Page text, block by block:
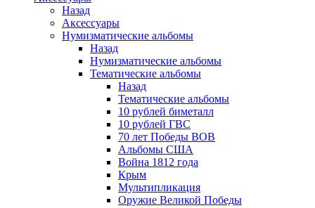
Назад
Аксессуары
Нумизматические альбомы
Назад
Нумизматические альбомы
Тематические альбомы
Назад
Тематические альбомы
10 рублей биметалл
10 рублей ГВС
70 лет Победы ВОВ
Альбомы США
Война 1812 года
Крым
Мультипликация
Оружие Великой Победы